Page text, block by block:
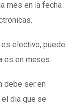
mes en la fecha
electivo, puede
es en meses.
debe ser en
el dia que se